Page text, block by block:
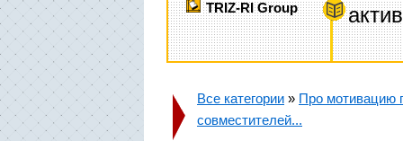
TRIZ-RI Group
Все категории » Про мотивацию
совместителей...